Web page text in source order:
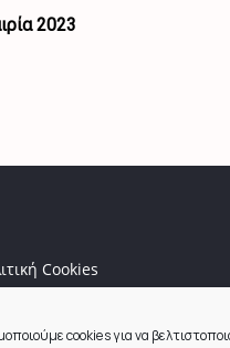
cookies για να
2023
Cookies